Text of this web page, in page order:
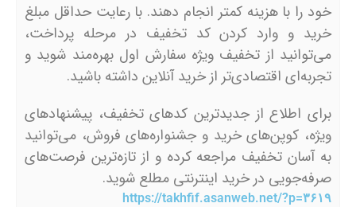
خود را با هزینه کمتر انجام دهند. با رعایت حداقل مبلغ
خرید و وارد کردن کد تخفیف در مرحله پرداخت،
می‌توانید از تخفیف ویژه سفارش اول بهره‌مند شوید و
تجربه‌ای اقتصادی‌تر از خرید آنلاین داشته باشید.
برای اطلاع از جدیدترین کدهای تخفیف، پیشنهادهای
ویژه، کوپن‌های خرید و جشنواره‌های فروش، می‌توانید
به آسان تخفیف مراجعه کرده و از تازه‌ترین فرصت‌های
صرفه‌جویی در خرید اینترنتی مطلع شوید.
https://takhfif.asanweb.net/?p=۳۶۱۹